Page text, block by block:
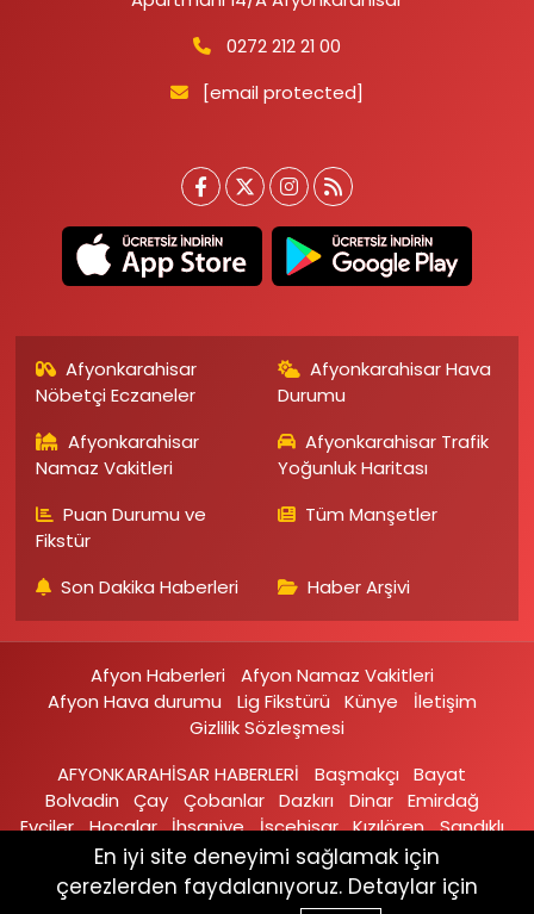
0272 212 21 00
[email protected]
Afyonkarahisar
Nöbetçi Eczaneler
Afyonkarahisar Hava
Durumu
Afyonkarahisar
Namaz Vakitleri
Afyonkarahisar Trafik
Yoğunluk Haritası
Puan Durumu ve
Fikstür
Tüm Manşetler
Son Dakika Haberleri Haber Arşivi
Afyon Haberleri
Afyon Namaz Vakitleri
Afyon Hava durumu
Lig Fikstürü Künye
İletişim
Gizlilik Sözleşmesi
AFYONKARAHİSAR HABERLERİ
Başmakçı
Bayat
Bolvadin
Çay Çobanlar Dazkırı Dinar Emirdağ‎
Evciler‎ Hocalar İhsaniye‎ İscehisar Kızılören‎ Sandıklı‎
Sinanpaşa Şuhut Sultandağı
En iyi site deneyimi sağlamak için
çerezlerden faydalanıyoruz. Detaylar için